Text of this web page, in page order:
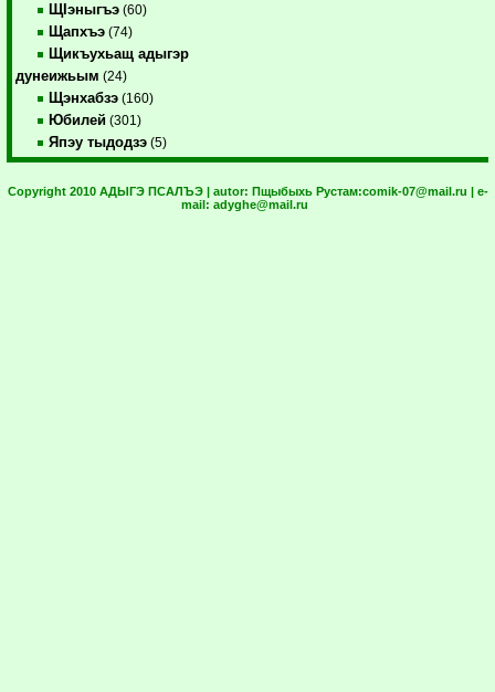
ЩIэныгъэ (60)
Щапхъэ (74)
Щикъухьащ адыгэр
дунеижьым (24)
Щэнхабзэ (160)
Юбилей (301)
Япэу тыдодзэ (5)
Copyright 2010 АДЫГЭ ПСАЛЪЭ | autor: Пщыбыхь Рустам:comik-07@mail.ru | e-
mail: adyghe@mail.ru